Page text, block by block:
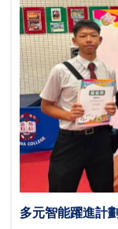
多元智能躍進計